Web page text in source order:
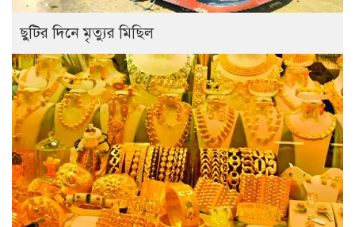
ছুটির দিনে মৃত্যুর মিছিল